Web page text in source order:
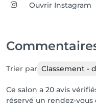
Ouvrir Instagram
Trier par Classement -
Ce salon a 20 avis
réservé un rendez-